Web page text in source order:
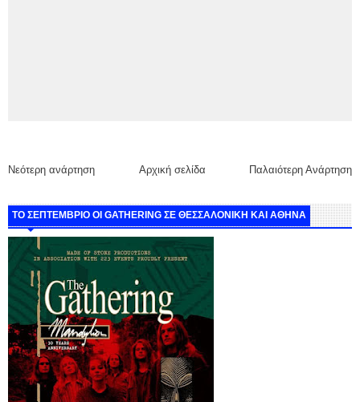
Νεότερη ανάρτηση Παλαιότερη Ανάρτηση
Αρχική σελίδα
ΤΟ ΣΕΠΤΕΜΒΡΙΟ ΟΙ GATHERING ΣΕ ΘΕΣΣΑΛΟΝΙΚΗ ΚΑΙ ΑΘΗΝΑ